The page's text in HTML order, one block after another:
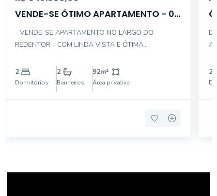
VENDE-SE ÓTIMO APARTAMENTO - 02
- VENDE-SE APARTAMENTO NO LARGO DO
REDENTOR - COM LINDA VISTA E ÓTIMA
ACABAMENTO DE ALUMINIO BRANCO NAS PORTAS
E JANELAS - DESCRIÇÃO INTERNA DO IMÓVEL: . 02
DORMITÓRIOS SENDO 01 SUÍTE COM VARANDA .
2
Dormitórios
2
Banheiros
92m²
Área privativa
2